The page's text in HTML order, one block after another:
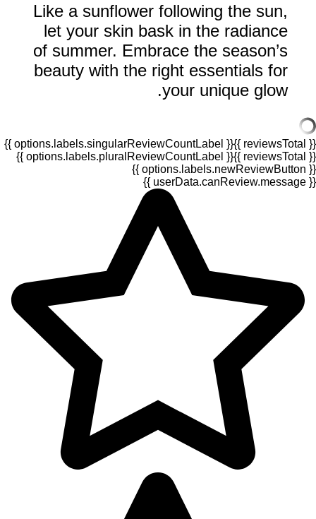
Like a sunflower following the sun,
let your skin bask in the radiance
of summer. Embrace the season’s
beauty with the right essentials for
your unique glow.
{{ reviewsTotal }}
{{ options.labels.singularReviewCountLabel }}
{{ reviewsTotal }}
{{ options.labels.pluralReviewCountLabel }}
{{ options.labels.newReviewButton }}
{{ userData.canReview.message }}